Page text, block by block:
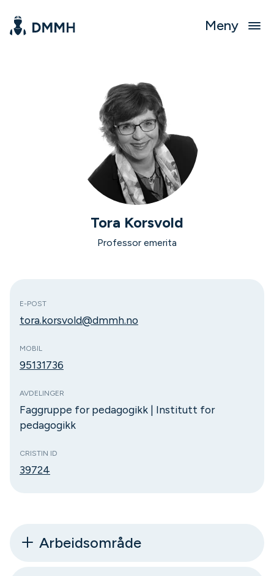
Meny
Tora Korsvold
Professor emerita
E-POST
tora.korsvold@dmmh.no
MOBIL
95131736
AVDELINGER
Faggruppe for pedagogikk | Institutt for
pedagogikk
CRISTIN ID
39724
Arbeidsområde